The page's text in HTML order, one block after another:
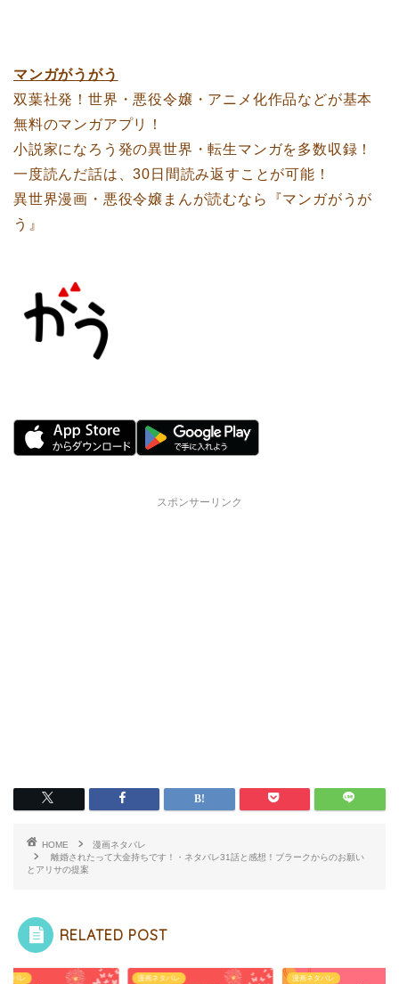
マンガがうがう
双葉社発！世界・悪役令嬢・アニメ化作品などが基本
無料のマンガアプリ！
小説家になろう発の異世界・転生マンガを多数収録！
一度読んだ話は、30日間読み返すことが可能！
異世界漫画・悪役令嬢まんが読むなら『マンガがうが
う』
スポンサーリンク
HOME
漫画ネタバレ
離婚されたって大金持ちです！・ネタバレ31話と感想！ブラークからのお願い
とアリサの提案
RELATED POST
タバレ 漫画ネタバレ 漫画ネタバレ